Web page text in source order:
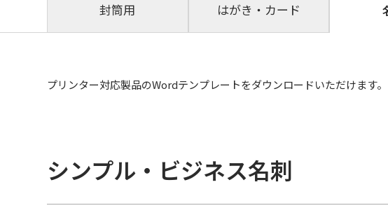
封筒用 はがき・カード
プリンター対応製品のWordテンプレートをダウンロードいただけます
シンプル・ビジネス名刺